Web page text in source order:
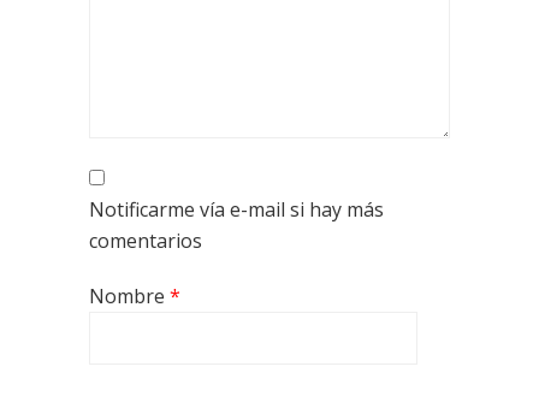
Notificarme vía e-mail si hay más
comentarios
Nombre *